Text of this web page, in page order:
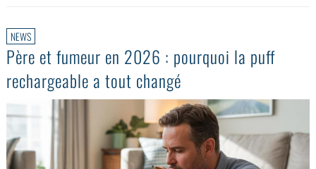
NEWS
Père et fumeur en 2026 : pourquoi la puff
rechargeable a tout changé